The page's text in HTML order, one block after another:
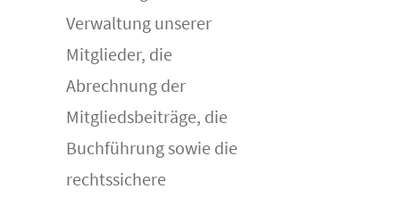
Verwaltung unserer
Mitglieder, die
Abrechnung der
Mitgliedsbeiträge, die
Buchführung sowie die
rechtssichere